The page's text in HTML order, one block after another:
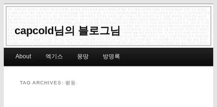
capcold님의 블로그님
Skip to primary content
Skip to secondary content
About 엑기스 몽땅 방명록
TAG ARCHIVES: 평등